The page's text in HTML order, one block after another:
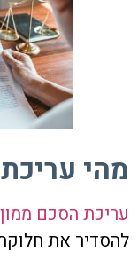
מהי
עריכת הסכם ממון
להסדיר את חלוקת